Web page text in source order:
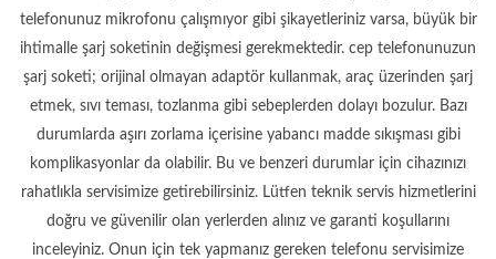
telefonunuz mikrofonu çalışmıyor gibi şikayetleriniz varsa, büyük bir
ihtimalle şarj soketinin değişmesi gerekmektedir. cep telefonunuzun
şarj soketi; orijinal olmayan adaptör kullanmak, araç üzerinden şarj
etmek, sıvı teması, tozlanma gibi sebeplerden dolayı bozulur. Bazı
durumlarda aşırı zorlama içerisine yabancı madde sıkışması gibi
komplikasyonlar da olabilir. Bu ve benzeri durumlar için cihazınızı
rahatlıkla servisimize getirebilirsiniz. Lütfen teknik servis hizmetlerini
doğru ve güvenilir olan yerlerden alınız ve garanti koşullarını
inceleyiniz. Onun için tek yapmanız gereken telefonu servisimize